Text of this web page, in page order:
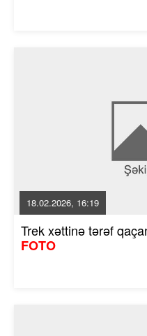
18.02.2026, 16:19
Trek xəttinə tərəf
FOTO